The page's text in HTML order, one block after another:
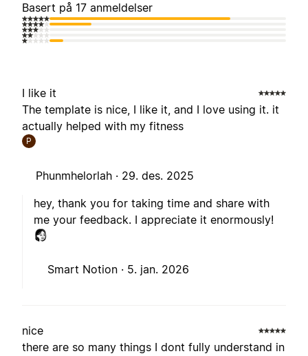
Basert på 17 anmeldelser
I like it
The template is nice, I like it, and I love using it. it
actually helped with my fitness
P
Phunmhelorlah · 29. des. 2025
hey, thank you for taking time and share with
me your feedback. I appreciate it enormously!
Smart Notion · 5. jan. 2026
nice
there are so many things I dont fully understand in